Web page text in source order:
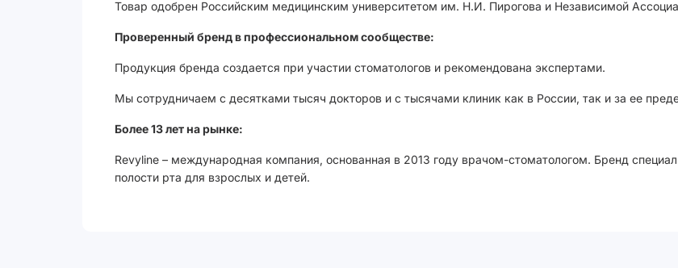
Товар одобрен Российским медицинским университетом им. Н.И. Пирогова и Независимой
Проверенный бренд в профессиональном сообществе:
Продукция бренда создается при участии стоматологов и рекомендована экспертами.
Мы сотрудничаем с десятками тысяч докторов и с тысячами клиник как в России, так и за ее
Более 13 лет на рынке:
Revyline – международная компания, основанная в 2013 году врачом-стоматологом. Бренд
полости рта для взрослых и детей.